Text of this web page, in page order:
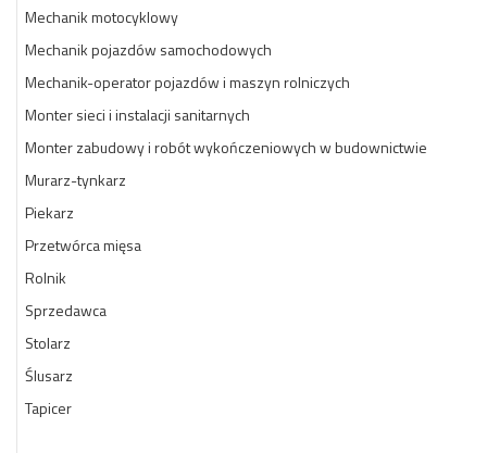
Mechanik motocyklowy
Mechanik pojazdów samochodowych
Mechanik-operator pojazdów i maszyn rolniczych
Monter sieci i instalacji sanitarnych
Monter zabudowy i robót wykończeniowych w budownictwie
Murarz-tynkarz
Piekarz
Przetwórca mięsa
Rolnik
Sprzedawca
Stolarz
Ślusarz
Tapicer